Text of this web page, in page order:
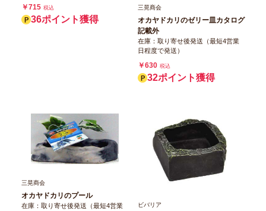
￥715 税込
36ポイント獲得
三晃商会
オカヤドカリのゼリー皿カタログ
記載外
在庫：取り寄せ後発送（最短4営業
日程度で発送）
￥630 税込
32ポイント獲得
三晃商会
オカヤドカリのプール
在庫：取り寄せ後発送（最短4営業
ビバリア